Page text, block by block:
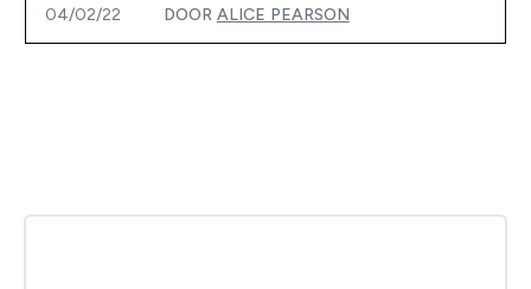
04/02/22 DOOR ALICE PEARSON